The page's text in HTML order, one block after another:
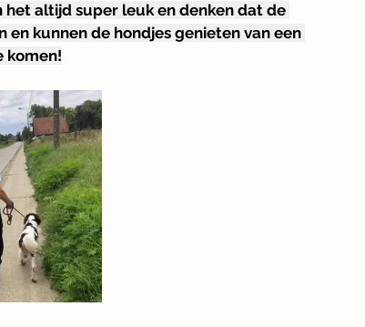
het altijd super leuk en denken dat de
kunnen de hondjes genieten van een
komen!